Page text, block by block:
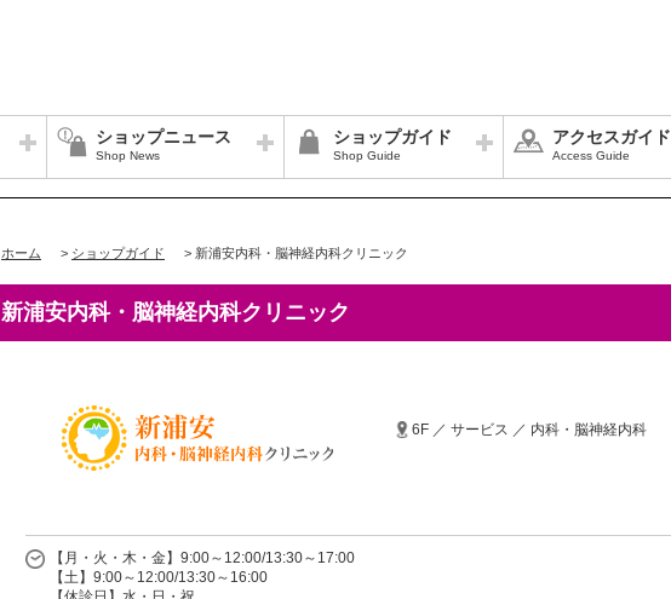
ショップニュース
Shop News
ショップガイド
Shop Guide
アクセスガイド
Access Guide
ホーム > ショップガイド > 新浦安内科・脳神経内科クリニック
新浦安内科・脳神経内科クリニック
6F ／ サービス ／ 内科・脳神経内科
【月・火・木・金】9:00～12:00/13:30～17:00
【土】9:00～12:00/13:30～16:00